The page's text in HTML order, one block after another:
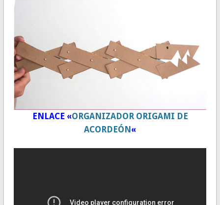
ENLACE «ORGANIZADOR ORIGAMI DE
ACORDEÓN «